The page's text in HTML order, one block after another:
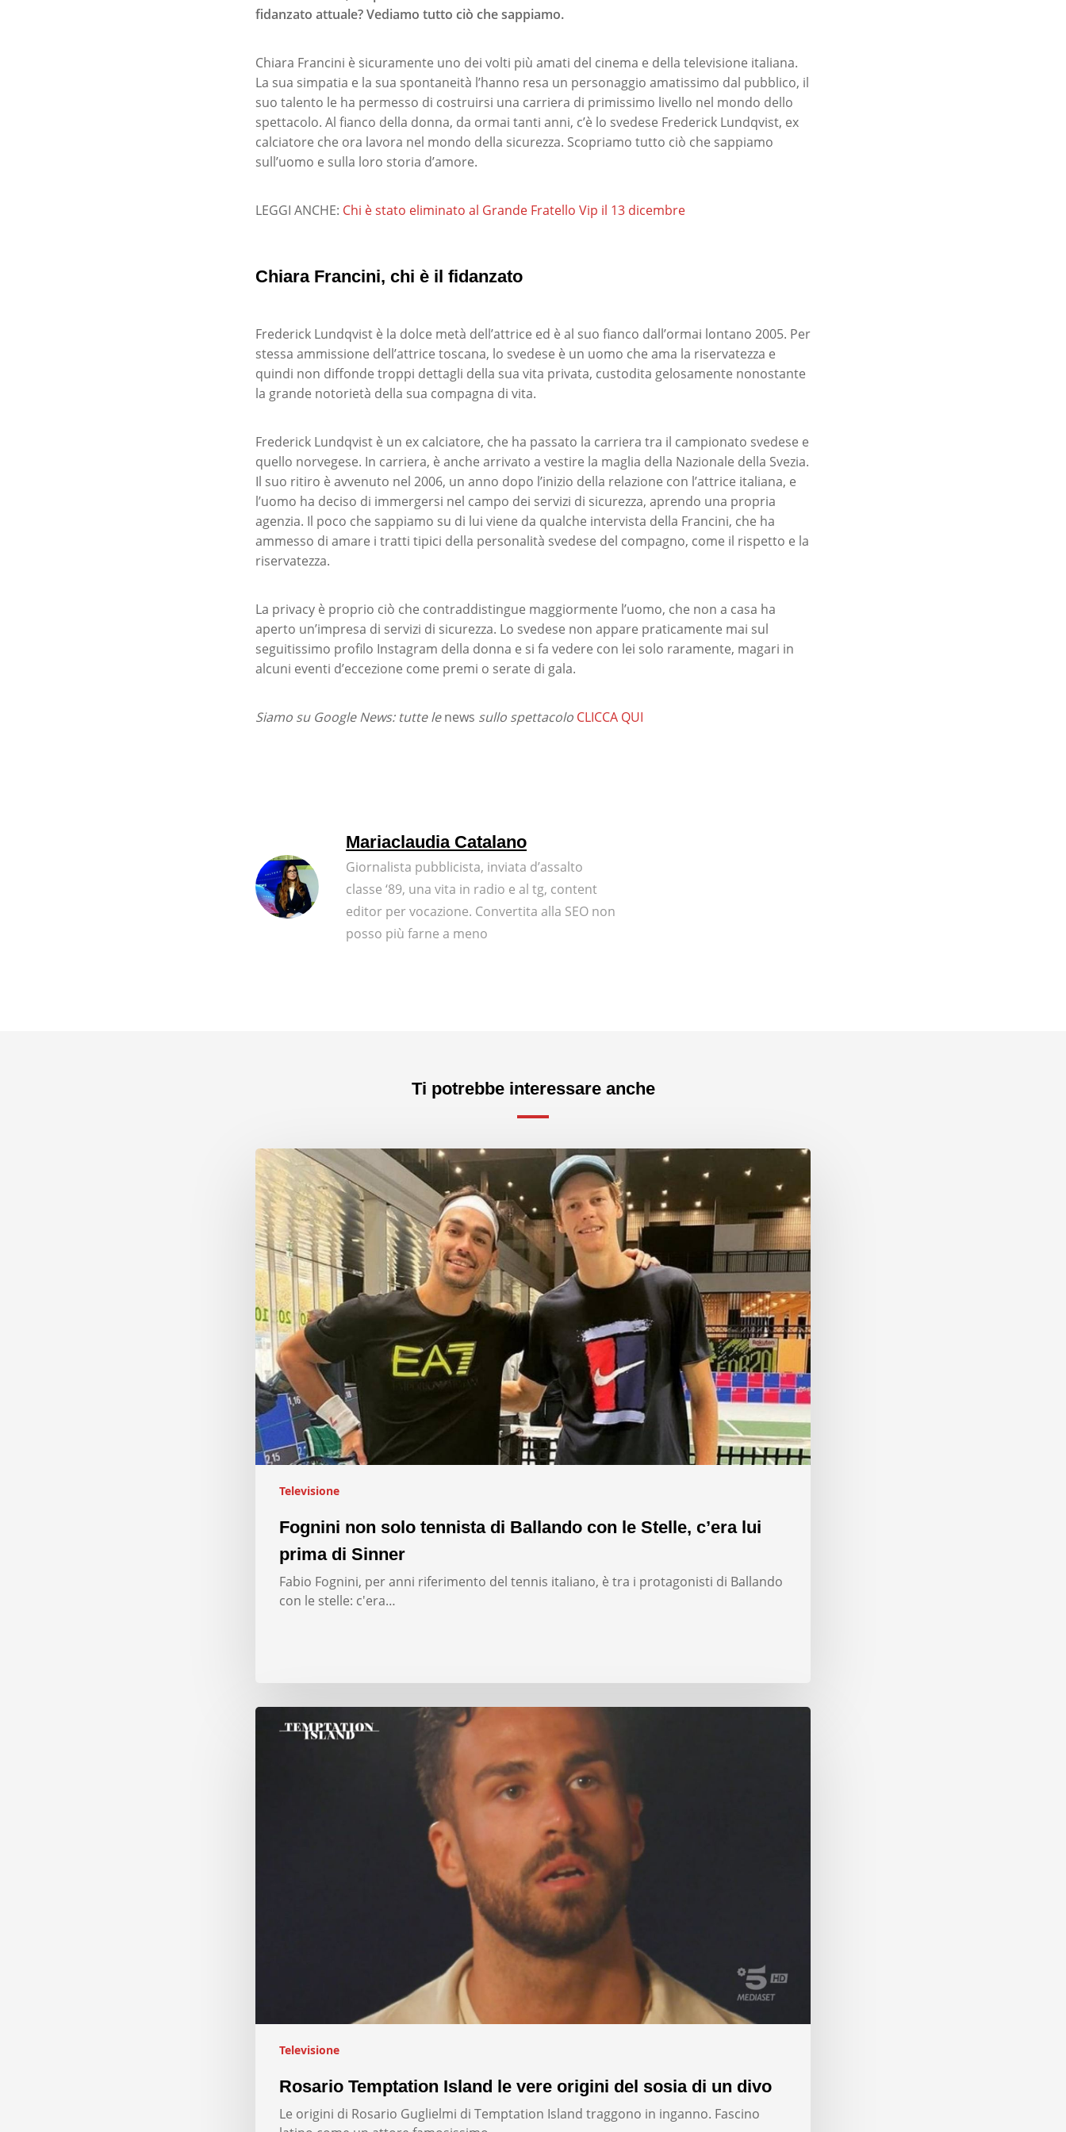
fidanzato attuale? Vediamo tutto ciò che sappiamo.
Chiara Francini è sicuramente uno dei volti più amati del cinema e della televisione italiana.
La sua simpatia e la sua spontaneità l’hanno resa un personaggio amatissimo dal pubblico, il
suo talento le ha permesso di costruirsi una carriera di primissimo livello nel mondo dello
spettacolo. Al fianco della donna, da ormai tanti anni, c’è lo svedese Frederick Lundqvist, ex
calciatore che ora lavora nel mondo della sicurezza. Scopriamo tutto ciò che sappiamo
sull’uomo e sulla loro storia d’amore.
LEGGI ANCHE: Chi è stato eliminato al Grande Fratello Vip il 13 dicembre
Chiara Francini, chi è il fidanzato
Frederick Lundqvist è la dolce metà dell’attrice ed è al suo fianco dall’ormai lontano 2005. Per
stessa ammissione dell’attrice toscana, lo svedese è un uomo che ama la riservatezza e
quindi non diffonde troppi dettagli della sua vita privata, custodita gelosamente nonostante
la grande notorietà della sua compagna di vita.
Frederick Lundqvist è un ex calciatore, che ha passato la carriera tra il campionato svedese e
quello norvegese. In carriera, è anche arrivato a vestire la maglia della Nazionale della Svezia.
Il suo ritiro è avvenuto nel 2006, un anno dopo l’inizio della relazione con l’attrice italiana, e
l’uomo ha deciso di immergersi nel campo dei servizi di sicurezza, aprendo una propria
agenzia. Il poco che sappiamo su di lui viene da qualche intervista della Francini, che ha
ammesso di amare i tratti tipici della personalità svedese del compagno, come il rispetto e la
riservatezza.
La privacy è proprio ciò che contraddistingue maggiormente l’uomo, che non a casa ha
aperto un’impresa di servizi di sicurezza. Lo svedese non appare praticamente mai sul
seguitissimo profilo Instagram della donna e si fa vedere con lei solo raramente, magari in
alcuni eventi d’eccezione come premi o serate di gala.
Siamo su Google News: tutte lenews sullo spettacolo CLICCA QUI
Mariaclaudia Catalano
Giornalista pubblicista, inviata d’assalto
classe ‘89, una vita in radio e al tg, content
editor per vocazione. Convertita alla SEO non
posso più farne a meno
Ti potrebbe interessare anche
Televisione
Fognini non solo tennista di Ballando con le Stelle, c’era lui
prima di Sinner
Fabio Fognini, per anni riferimento del tennis italiano, è tra i protagonisti di Ballando
con le stelle: c'era…
Televisione
Rosario Temptation Island le vere origini del sosia di un divo
Le origini di Rosario Guglielmi di Temptation Island traggono in inganno. Fascino